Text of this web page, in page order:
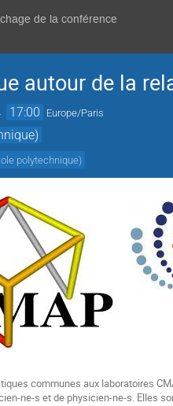
de la conférence
autour de la
17:00 Europe/Paris
polytechnique)
communes aux laboratoires
ne-s et de physicien-ne-s. Elles